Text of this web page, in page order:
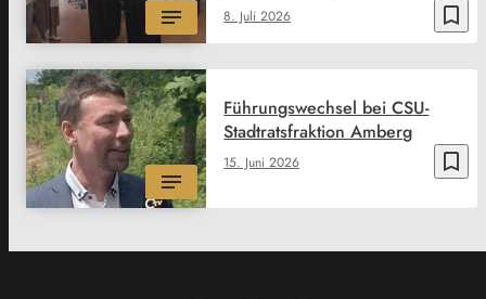
bookmark_border
8. Juli 2026
bookmark_border
15. Juni 2026
Führungswechsel bei CSU-
Stadtratsfraktion Amberg